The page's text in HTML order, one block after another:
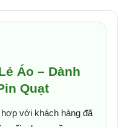
Áo – Dành
Quạt
hợp với khách hàng đã